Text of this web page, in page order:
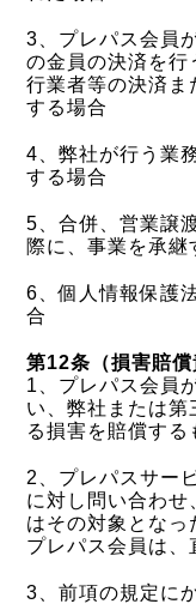
3、プレパス会員
の金員の決済を行
行業者等の決済ま
する場合
4、弊社が行う業
する場合
5、合併、営業譲
際に、事業を承継
6、個人情報保護
合
第12条（損害賠償
1、プレパス会員
い、弊社または
る損害を賠償する
2、プレパスサー
に対し問い合わせ
はその対象となっ
プレパス会員は、
3、前項の規定に